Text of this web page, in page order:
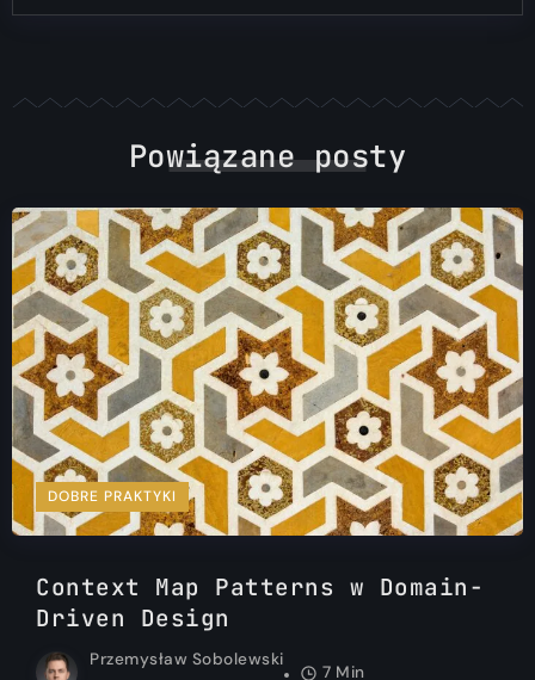
Powiązane posty
DOBRE PRAKTYKI
Context Map Patterns w Domain-
Driven Design
Przemysław Sobolewski
7 Min